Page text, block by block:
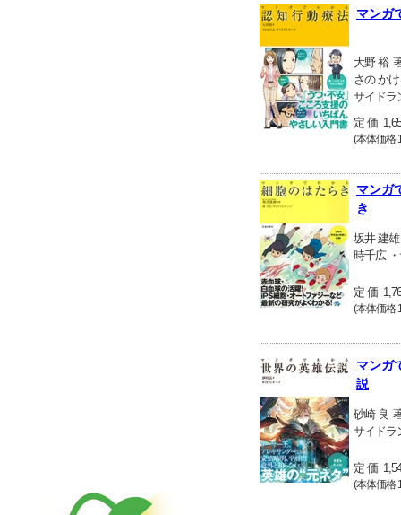
マンガ
大野 裕
さの か
サイドラ
定 価
(本体価格
マンガ
き
坂井 建雄
時千広
定 価
(本体価格
マンガ
説
砂崎 良
サイドラ
定 価
(本体価格